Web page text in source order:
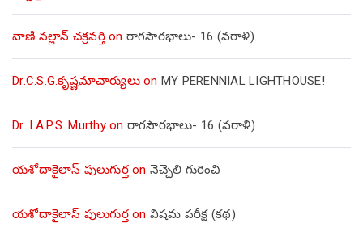
వాణి నల్లాన్ చక్రవర్తిon రాగసౌరభాలు- 16 (వరాళి)
Dr.C.S.G.కృష్ణమాచార్యులుon MY PERENNIAL LIGHTHOUSE!
Dr. I.A.P.S. Murthyon రాగసౌరభాలు- 16 (వరాళి)
యశోదాకైలాస్ పులుగుర్తon నెచ్చెలి గురించి
యశోదాకైలాస్ పులుగుర్తon విషమ పరీక్ష (క‌థ‌)